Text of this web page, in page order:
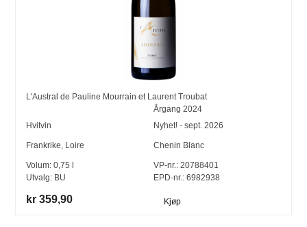
L'Austral de Pauline Mourrain et Laurent Troubat
Årgang 2024
Hvitvin
Nyhet! - sept. 2026
Frankrike, Loire Chenin Blanc
Volum:0,75
Utvalg: BU
VP-nr.: 20788401
EPD-nr.: 6982938
kr 359,90 Kjøp